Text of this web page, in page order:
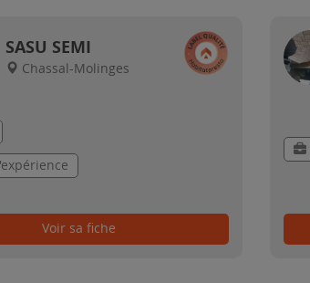
SASU SEMI
Chassal-Molinges
Voir sa fiche